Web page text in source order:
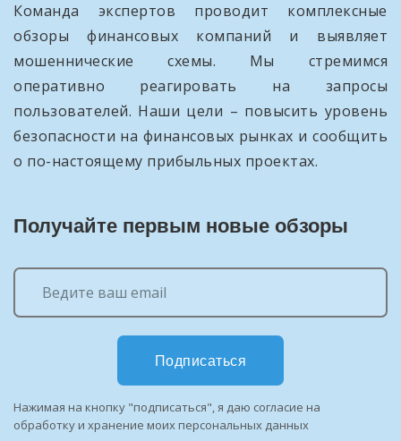
Команда экспертов проводит комплексные
обзоры финансовых компаний и выявляет
мошеннические схемы. Мы стремимся
оперативно реагировать на запросы
пользователей. Наши цели – повысить уровень
безопасности на финансовых рынках и сообщить
о по-настоящему прибыльных проектах.
Получайте первым новые обзоры
Подписаться
Нажимая на кнопку "подписаться", я даю согласие на
обработку и хранение моих персональных данных